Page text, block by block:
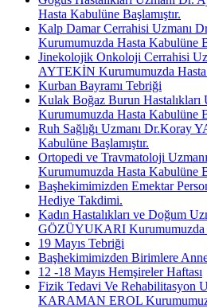
Hasta Kabulüne Başlamıştır.
Kalp Damar Cerrahisi Uzmanı
Kurumumuzda Hasta Kabulüne
Jinekolojik Onkoloji Cerrahisi
AYTEKİN Kurumumuzda Hasta
Kurban Bayramı Tebriği
Kulak Boğaz Burun
Kurumumuzda Hasta Kabulüne
Ruh Sağlığı Uzmanı Dr.Koray
Kabulüne Başlamıştır.
Ortopedi ve Travmatoloji
Kurumumuzda Hasta Kabulüne
Başhekimimizden Emektar
Hediye Takdimi.
Kadın Hastalıkları ve Doğum
GÖZÜYUKARI Kurumumuzda
19 Mayıs Tebriği
Başhekimimizden Birimlere
12 -18 Mayıs Hemşireler Haftası
Fizik Tedavi Ve Rehabilitasyon
KARAMAN EROL